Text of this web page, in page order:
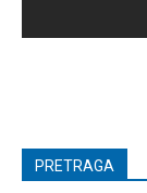
PRETRAGA